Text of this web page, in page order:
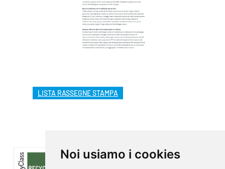
Noi usiamo i cookies
LISTA RASSEGNE STAMPA